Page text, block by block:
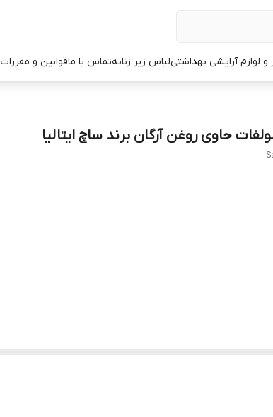
و لوازم آرایشی بهداشتیلباس زیر زنانهتماس با ماقوانین و مقررات
حاوی روغن آرگان برند ساچ ایتالیا